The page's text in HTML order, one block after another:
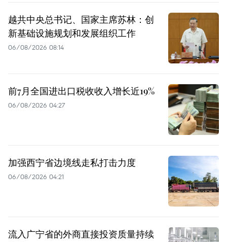
越共中央总书记、国家主席苏林：创
新基础设施规划和发展组织工作
06/08/2026 08:14
前7月全国进出口税收收入增长近19%
06/08/2026 04:27
加强西宁省边境线走私打击力度
06/08/2026 04:21
流入广宁省的外商直接投资质量持续